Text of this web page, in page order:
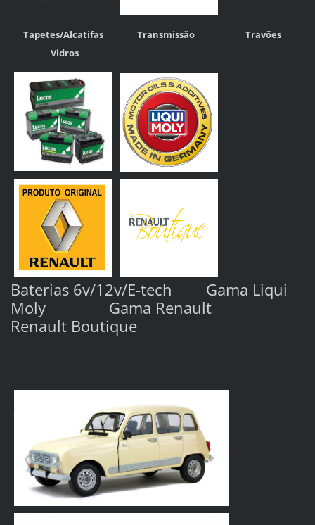
Tapetes/Alcatifas Transmissão Travões
Vidros
Baterias 6v/12v/E-tech Gama Liqui
Moly Gama Renault
Renault Boutique